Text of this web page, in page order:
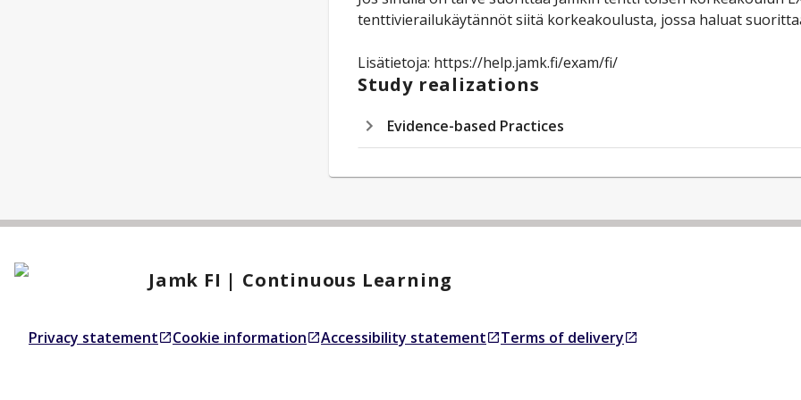
tenttivierailukäytännöt siitä korkeakoulusta, jossa haluat
Lisätietoja: https://help.jamk.fi/exam/fi/
Study realizations
Evidence-based Practices
Jamk FI | Continuous Learning
Privacy statement
Opens in a new tab Cookie information
Opens in a new tab Accessibility statement
Opens in a new tab Terms of delivery
Opens in a new tab